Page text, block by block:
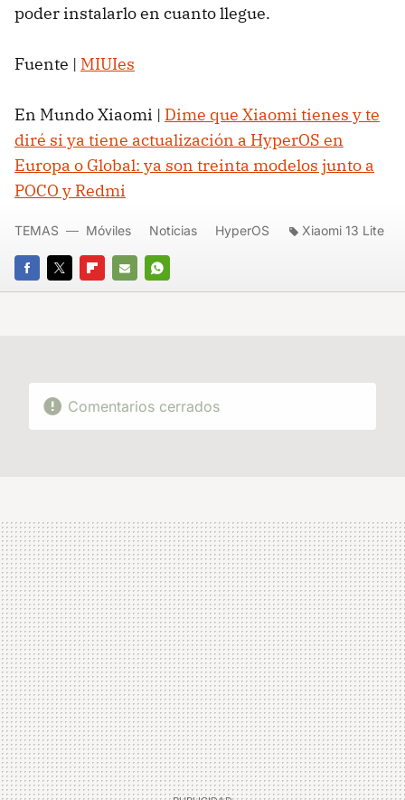
poder instalarlo en cuanto llegue.
Fuente | MIUIes
En Mundo Xiaomi | Dime que Xiaomi tienes y te
diré si ya tiene actualización a HyperOS en
Europa o Global: ya son treinta modelos junto a
POCO y Redmi
FACEBOOK
TWITTERFLIPBOARD
E-
WHATSAPP
TEMAS Móviles Noticias HyperOS Xiaomi 13 Lite
Comentarios cerrados